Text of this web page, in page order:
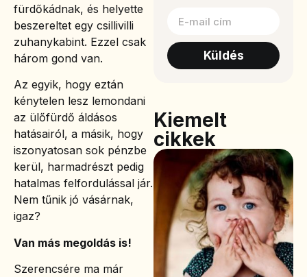
fürdőkádnak, és helyette
beszereltet egy csillivilli
zuhanykabint. Ezzel csak
három gond van.
Az egyik, hogy eztán
kénytelen lesz lemondani
az ülőfürdő áldásos
hatásairól, a másik, hogy
iszonyatosan sok pénzbe
kerül, harmadrészt pedig
hatalmas felfordulással jár.
Nem tűnik jó vásárnak,
igaz?
Van más megoldás is!
Szerencsére ma már
Küldés
Kiemelt
cikkek